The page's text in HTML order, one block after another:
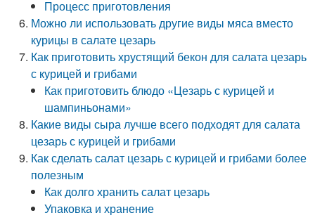
Процесс приготовления
Можно ли использовать другие виды мяса вместо
курицы в салате цезарь
Как приготовить хрустящий бекон для салата цезарь
с курицей и грибами
Как приготовить блюдо «Цезарь с курицей и
шампиньонами»
Какие виды сыра лучше всего подходят для салата
цезарь с курицей и грибами
Как сделать салат цезарь с курицей и грибами более
полезным
Как долго хранить салат цезарь
Упаковка и хранение